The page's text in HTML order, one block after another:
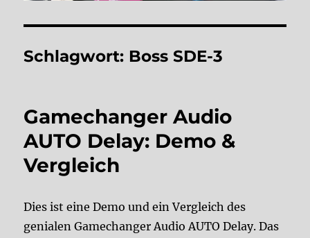
Schlagwort: Boss SDE-3
Gamechanger Audio
AUTO Delay: Demo &
Vergleich
Dies ist eine Demo und ein Vergleich des
genialen Gamechanger Audio AUTO Delay. Das